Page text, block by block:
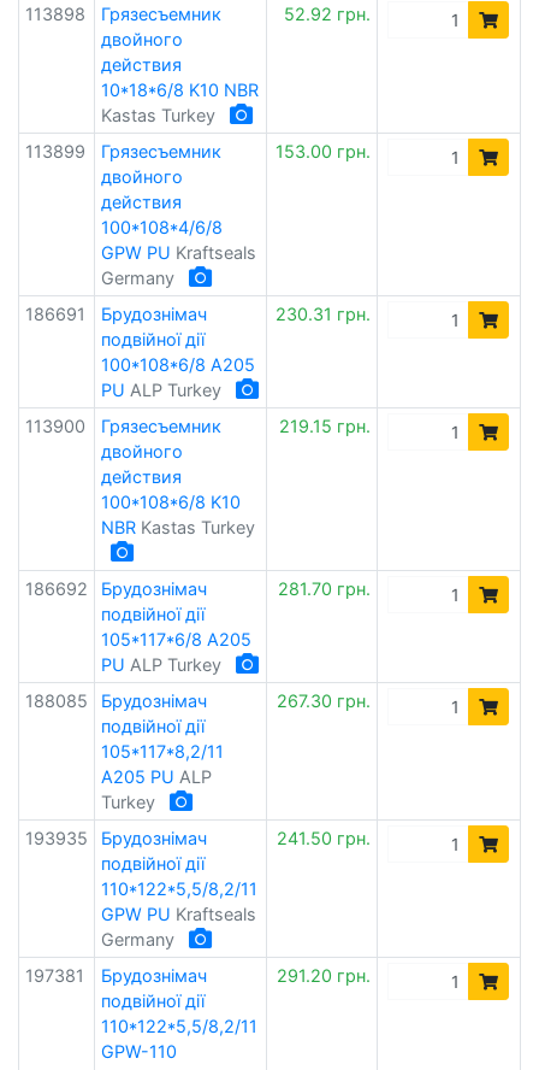
113898
Грязесъемник
двойного
действия
10*18*6/8 K10 NBR
Kastas Turkey
52.92 грн.
113899
Грязесъемник
двойного
действия
100*108*4/6/8
GPW PU Kraftseals
Germany
153.00 грн.
186691
Брудознімач
подвійної дії
100*108*6/8 A205
PU ALP Turkey
230.31 грн.
113900
Грязесъемник
двойного
действия
100*108*6/8 K10
NBR Kastas Turkey
219.15 грн.
186692
Брудознімач
подвійної дії
105*117*6/8 A205
PU ALP Turkey
281.70 грн.
188085
Брудознімач
подвійної дії
105*117*8,2/11
A205 PU ALP
Turkey
267.30 грн.
193935
Брудознімач
подвійної дії
110*122*5,5/8,2/11
GPW PU Kraftseals
Germany
241.50 грн.
197381
Брудознімач
подвійної дії
110*122*5,5/8,2/11
GPW-110
291.20 грн.